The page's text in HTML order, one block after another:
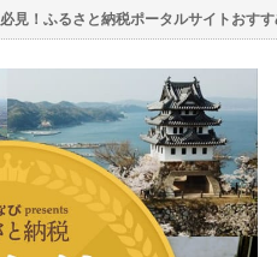
必見！ふるさと納税ポータルサイトおす